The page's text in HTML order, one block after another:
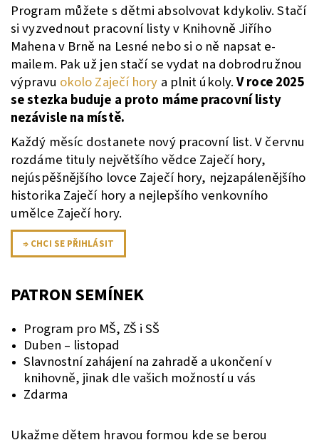
Program můžete s dětmi absolvovat kdykoliv. Stačí
si vyzvednout pracovní listy v Knihovně Jiřího
Mahena v Brně na Lesné nebo si o ně napsat e-
mailem. Pak už jen stačí se vydat na dobrodružnou
výpravu okolo Zaječí hory a plnit úkoly.V roce 2025
se stezka buduje a proto máme pracovní listy
nezávisle na místě.
Každý měsíc dostanete nový pracovní list. V červnu
rozdáme tituly největšího vědce Zaječí hory,
nejúspěšnějšího lovce Zaječí hory, nejzapálenějšího
historika Zaječí hory a nejlepšího venkovního
umělce Zaječí hory.
⇒ CHCI SE PŘIHLÁSIT
PATRON SEMÍNEK
Program pro MŠ, ZŠ i SŠ
Duben – listopad
Slavnostní zahájení na zahradě a ukončení v
knihovně, jinak dle vašich možností u vás
Zdarma
Ukažme dětem hravou formou kde se berou